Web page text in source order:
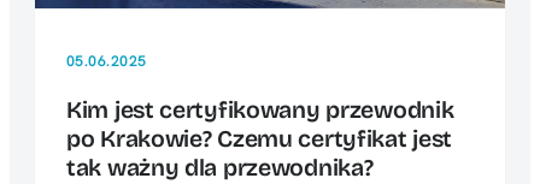
05.06.2025
Kim jest certyfikowany przewodnik
po Krakowie? Czemu certyfikat jest
tak ważny dla przewodnika?